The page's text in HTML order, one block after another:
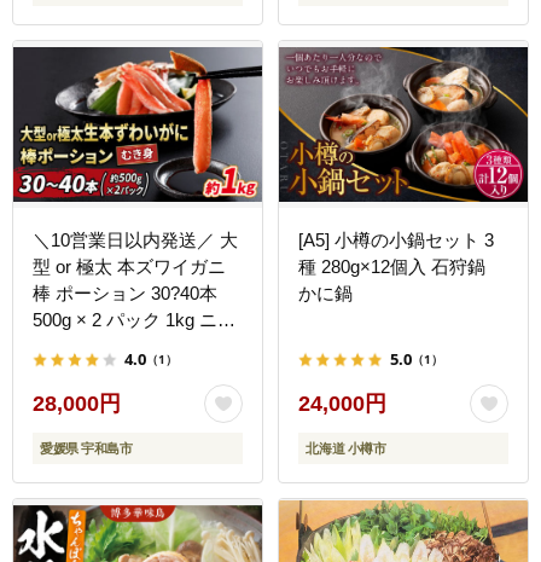
＼10営業日以内発送／ 大
型 or 極太 本ズワイガニ
棒 ポーション 30?40本
500g × 2 パック 1kg ニュ
蟹 kani 鍋 D028-116006
4.0 （1）
28,000円
愛媛県 宇和島市
[A5] 小樽の小鍋セット 3
種 280g×12個入 石狩鍋
かに鍋
5.0 （1）
24,000円
北海道 小樽市